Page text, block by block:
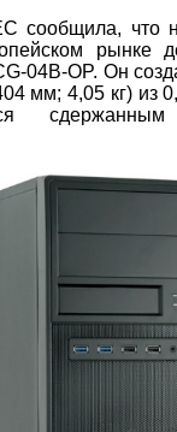
сообщила, что
рынке
04B-OP. Он
мм; 4,05 кг) из
сдержанным